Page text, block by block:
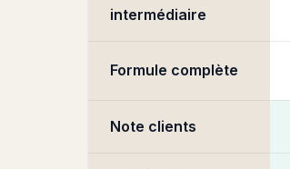
intermédiaire
Formule complète
Note clients